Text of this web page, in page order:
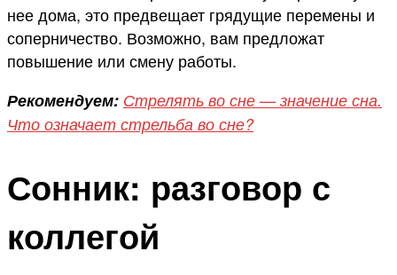
нее дома, это предвещает грядущие перемены и
соперничество. Возможно, вам предложат
повышение или смену работы.
Рекомендуем: Стрелять во сне — значение сна.
Что означает стрельба во сне?
Сонник: разговор с
коллегой